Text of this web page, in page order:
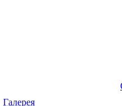
Галерея